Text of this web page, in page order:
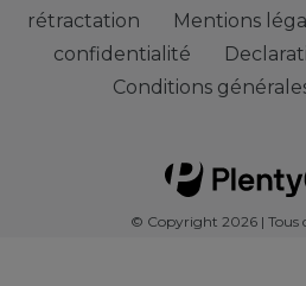
rétractation
Mentions
confidentialité
Conditions
© Copyright 2026 | Tous